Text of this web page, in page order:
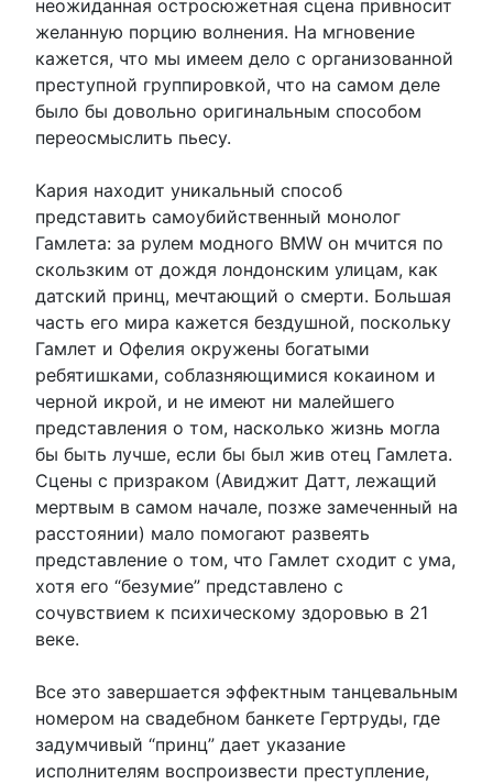
неожиданная остросюжетная сцена привносит
желанную порцию волнения. На мгновение
кажется, что мы имеем дело с организованной
преступной группировкой, что на самом деле
было бы довольно оригинальным способом
переосмыслить пьесу.
Кария находит уникальный способ
представить самоубийственный монолог
Гамлета: за рулем модного BMW он мчится по
скользким от дождя лондонским улицам, как
датский принц, мечтающий о смерти. Большая
часть его мира кажется бездушной, поскольку
Гамлет и Офелия окружены богатыми
ребятишками, соблазняющимися кокаином и
черной икрой, и не имеют ни малейшего
представления о том, насколько жизнь могла
бы быть лучше, если бы был жив отец Гамлета.
Сцены с призраком (Авиджит Датт, лежащий
мертвым в самом начале, позже замеченный на
расстоянии) мало помогают развеять
представление о том, что Гамлет сходит с ума,
хотя его “безумие” представлено с
сочувствием к психическому здоровью в 21
веке.
Все это завершается эффектным танцевальным
номером на свадебном банкете Гертруды, где
задумчивый “принц” дает указание
исполнителям воспроизвести преступление,